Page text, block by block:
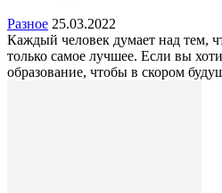
Разное 25.03.2022
Каждый человек думает над тем,
только самое лучшее. Если вы
образование, чтобы в скором